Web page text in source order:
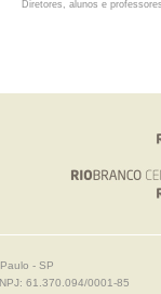
Diretores, alunos e professores
- SP
61.370.094/0001-85